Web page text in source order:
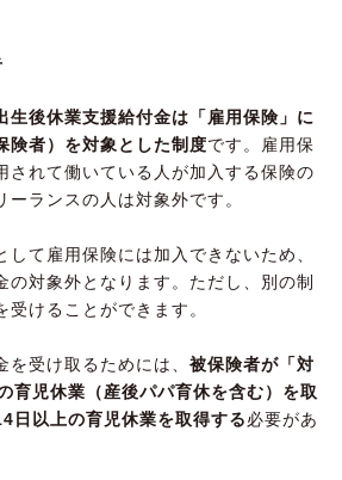
生後休業支援給付金は「雇用保険」に
険者）を対象とした制度です。雇用保
されて働いている人が加入する保険の
ーランスの人は対象外です。
して雇用保険には加入できないため、
の対象外となります。ただし、別の制
受けることができます。
受け取るためには、 被保険者が「対
育児休業（産後パパ育休を含む）を取
日以上の育児休業を取得する必要があ